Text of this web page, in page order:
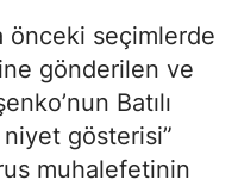
önceki seçimlerde
gönderilen ve
Batılı
niyet gösterisi”
muhalefetinin